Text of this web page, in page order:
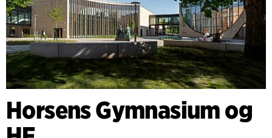
Horsens Gymnasium og